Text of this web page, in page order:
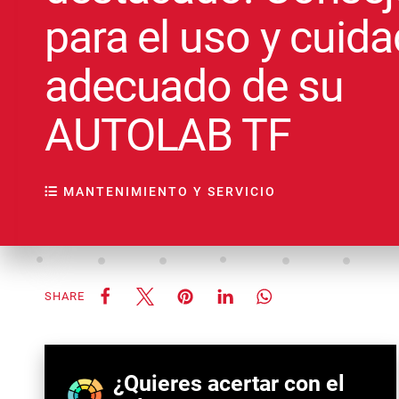
para el uso y
adecuado de su
AUTOLAB TF
MANTENIMIENTO Y SERVICIO
SHARE
¿Quieres acertar con el